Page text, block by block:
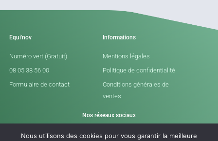
Equi'nov
Numéro vert (Gratuit)
08 05 38 56 00
Formulaire de contact
Informations
Mentions légales
Politique de confidentialité
Conditions générales de
ventes
Nos réseaux sociaux
Nous utilisons des cookies pour vous garantir la meilleure